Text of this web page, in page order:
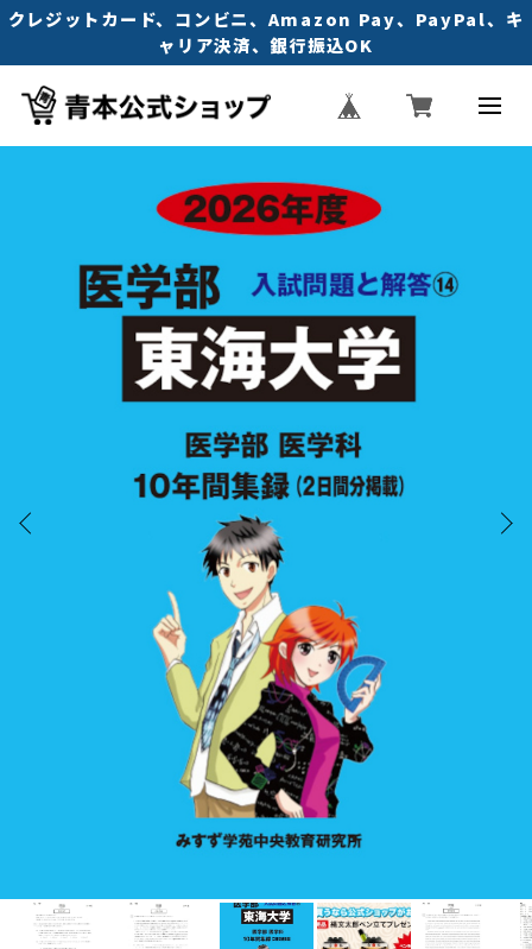
クレジットカード、コンビニ、Amazon Pay、PayPal、キ
ャリア決済、銀行振込OK